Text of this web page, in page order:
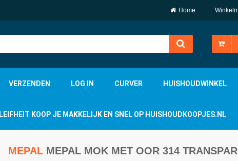
Home
VERZENDEN LOG IN CURVER HUISHOUDWINKEL
LEIFHEIT KOOP JE MAKKELIJK EN SNEL OP HUISHOUDKOOPJES.NL
MEPALMEPAL MOK MET OOR 314